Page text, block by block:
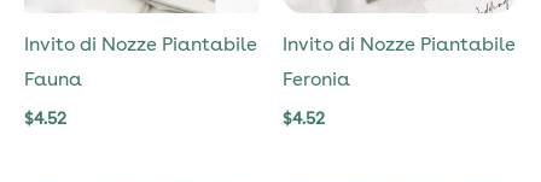
Invito di Nozze Piantabile
Fauna
$4.52
Invito di Nozze Piantabile
Feronia
$4.52